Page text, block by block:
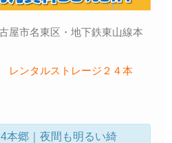
屋市名東区・地下鉄東山線本
レンタルストレージ２４本
本郷｜夜間も明るい綺